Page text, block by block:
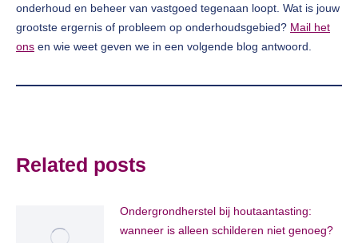
onderhoud en beheer van vastgoed tegenaan loopt. Wat is jouw
grootste ergernis of probleem op onderhoudsgebied? Mail het
ons en wie weet geven we in een volgende blog antwoord.
Related posts
Ondergrondherstel bij houtaantasting:
wanneer is alleen schilderen niet genoeg?